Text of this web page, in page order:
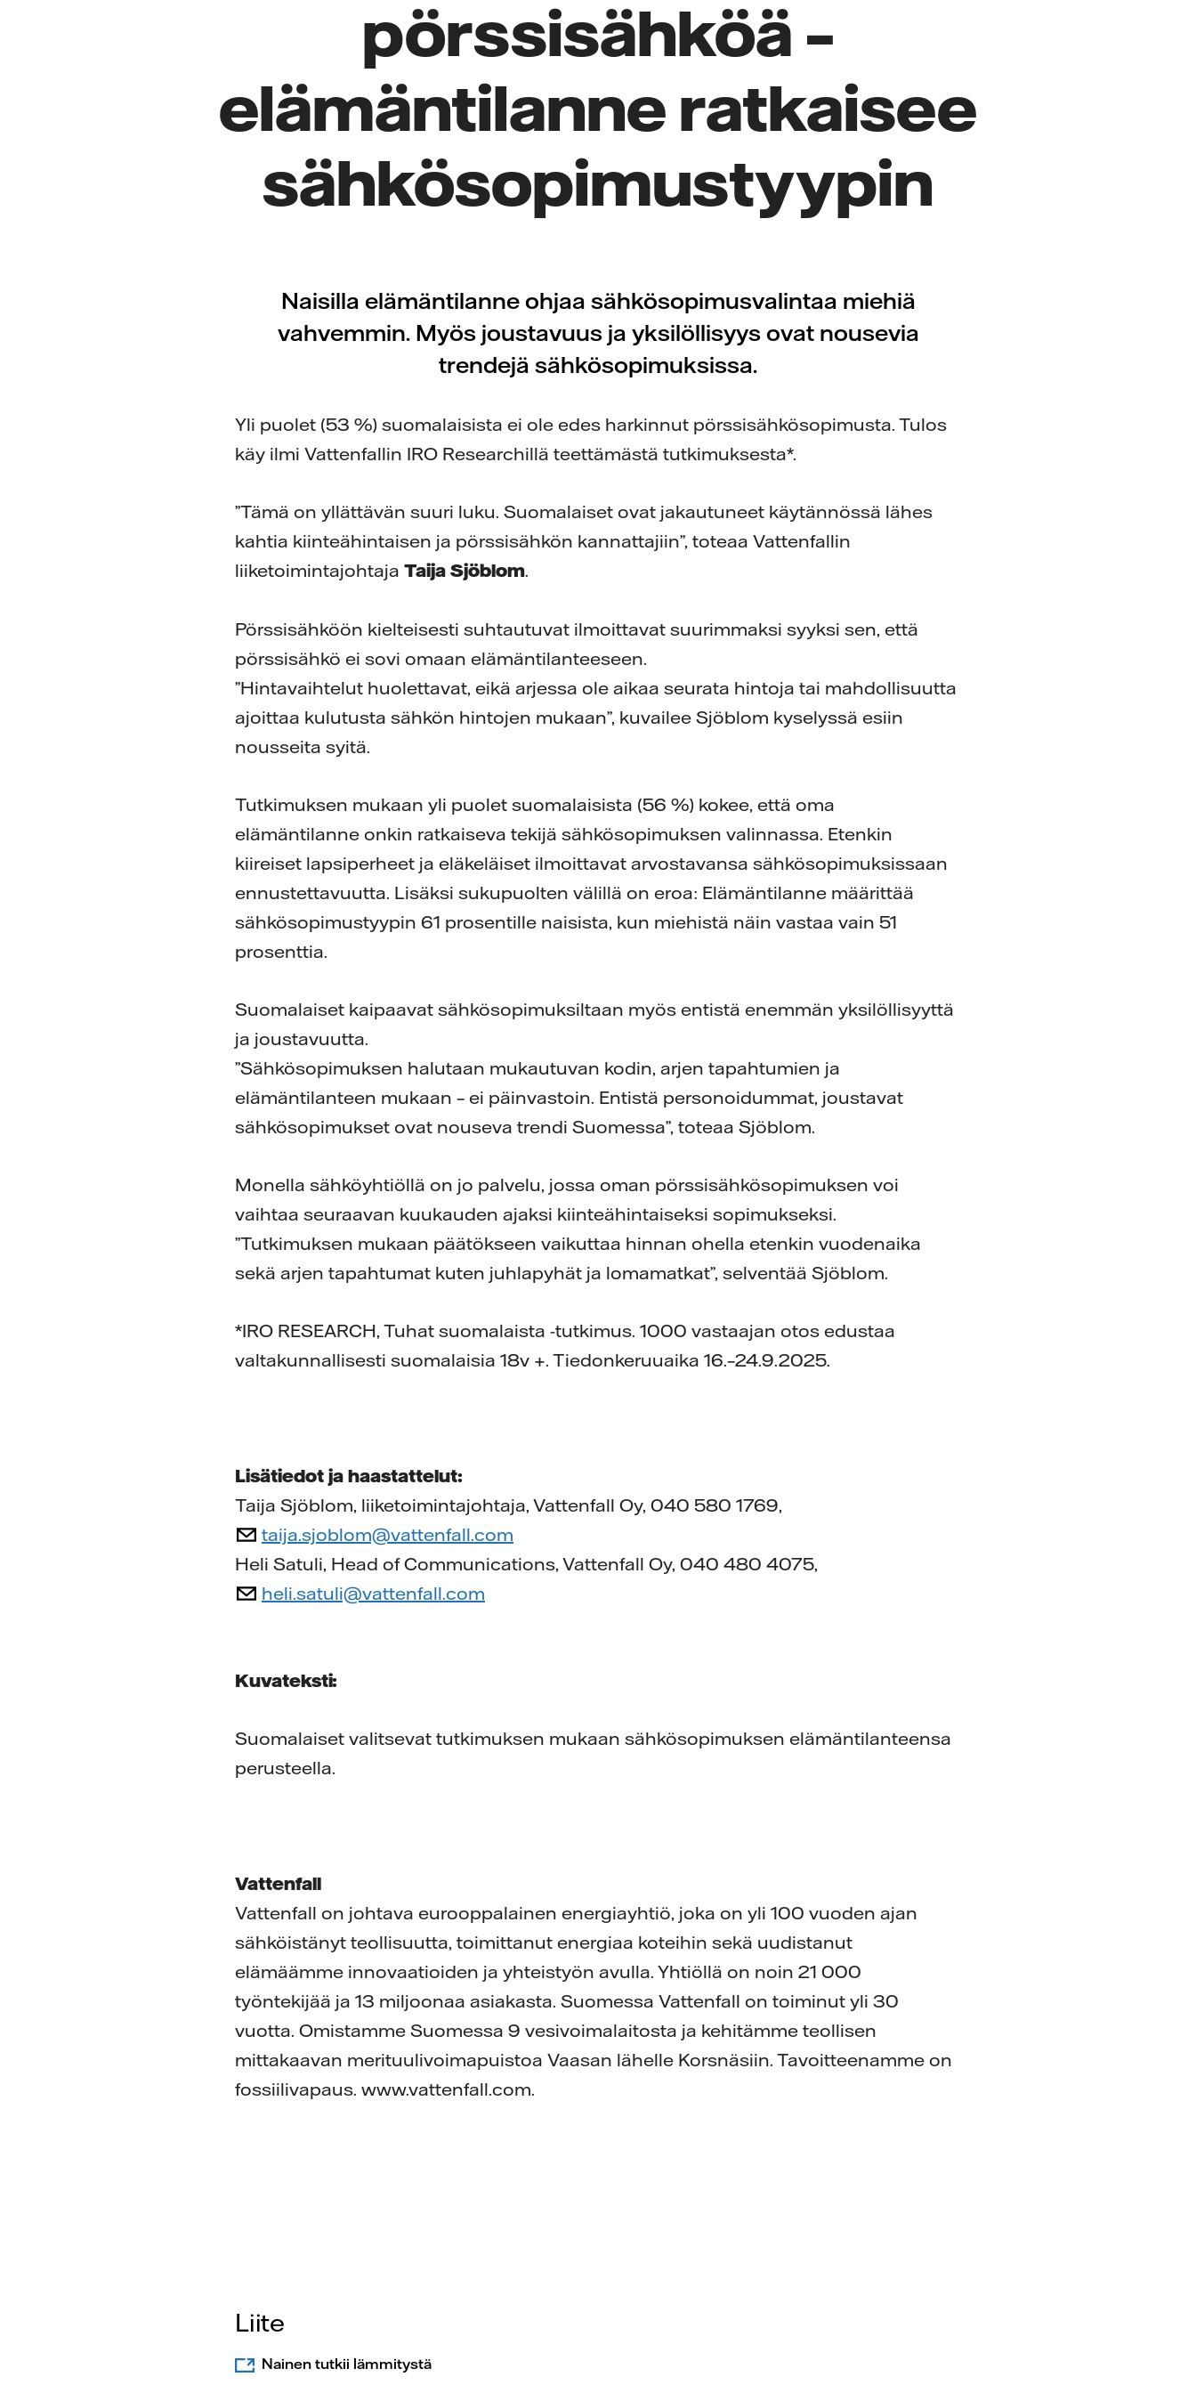
pörssisähköä –
elämäntilanne ratkaisee
sähkösopimustyypin
Naisilla elämäntilanne ohjaa sähkösopimusvalintaa miehiä
vahvemmin. Myös joustavuus ja yksilöllisyys ovat nousevia
trendejä sähkösopimuksissa.
Yli puolet (53 %) suomalaisista ei ole edes harkinnut pörssisähkösopimusta. Tulos
käy ilmi Vattenfallin IRO Researchillä teettämästä tutkimuksesta*.
”Tämä on yllättävän suuri luku. Suomalaiset ovat jakautuneet käytännössä lähes
kahtia kiinteähintaisen ja pörssisähkön kannattajiin”, toteaa Vattenfallin
liiketoimintajohtaja Taija Sjöblom.
Pörssisähköön kielteisesti suhtautuvat ilmoittavat suurimmaksi syyksi sen, että
pörssisähkö ei sovi omaan elämäntilanteeseen.
”Hintavaihtelut huolettavat, eikä arjessa ole aikaa seurata hintoja tai mahdollisuutta
ajoittaa kulutusta sähkön hintojen mukaan”, kuvailee Sjöblom kyselyssä esiin
nousseita syitä.
Tutkimuksen mukaan yli puolet suomalaisista (56 %) kokee, että oma
elämäntilanne onkin ratkaiseva tekijä sähkösopimuksen valinnassa. Etenkin
kiireiset lapsiperheet ja eläkeläiset ilmoittavat arvostavansa sähkösopimuksissaan
ennustettavuutta. Lisäksi sukupuolten välillä on eroa: Elämäntilanne määrittää
sähkösopimustyypin 61 prosentille naisista, kun miehistä näin vastaa vain 51
prosenttia.
Suomalaiset kaipaavat sähkösopimuksiltaan myös entistä enemmän yksilöllisyyttä
ja joustavuutta.
”Sähkösopimuksen halutaan mukautuvan kodin, arjen tapahtumien ja
elämäntilanteen mukaan – ei päinvastoin. Entistä personoidummat, joustavat
sähkösopimukset ovat nouseva trendi Suomessa”, toteaa Sjöblom.
Monella sähköyhtiöllä on jo palvelu, jossa oman pörssisähkösopimuksen voi
vaihtaa seuraavan kuukauden ajaksi kiinteähintaiseksi sopimukseksi.
”Tutkimuksen mukaan päätökseen vaikuttaa hinnan ohella etenkin vuodenaika
sekä arjen tapahtumat kuten juhlapyhät ja lomamatkat”, selventää Sjöblom.
*IRO RESEARCH, Tuhat suomalaista -tutkimus. 1000 vastaajan otos edustaa
valtakunnallisesti suomalaisia 18v +. Tiedonkeruuaika 16.–24.9.2025.
Lisätiedot ja haastattelut:
Taija Sjöblom, liiketoimintajohtaja, Vattenfall Oy, 040 580 1769,
taija.sjoblom@vattenfall.com
Heli Satuli, Head of Communications, Vattenfall Oy, 040 480 4075,
heli.satuli@vattenfall.com
Kuvateksti:
Suomalaiset valitsevat tutkimuksen mukaan sähkösopimuksen elämäntilanteensa
perusteella.
Vattenfall
Vattenfall on johtava eurooppalainen energiayhtiö, joka on yli 100 vuoden ajan
sähköistänyt teollisuutta, toimittanut energiaa koteihin sekä uudistanut
elämäämme innovaatioiden ja yhteistyön avulla. Yhtiöllä on noin 21 000
työntekijää ja 13 miljoonaa asiakasta. Suomessa Vattenfall on toiminut yli 30
vuotta. Omistamme Suomessa 9 vesivoimalaitosta ja kehitämme teollisen
mittakaavan merituulivoimapuistoa Vaasan lähelle Korsnäsiin. Tavoitteenamme on
fossiilivapaus. www.vattenfall.com.
Liite
Nainen tutkii lämmitystä